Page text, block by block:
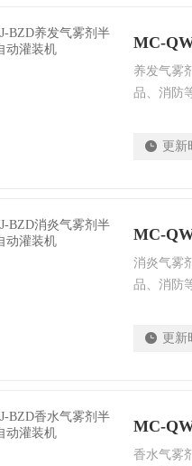
MC-
养发气雾
品、消防
更新
MC-
消炎气雾
品、消防
更新
MC-
香水气雾